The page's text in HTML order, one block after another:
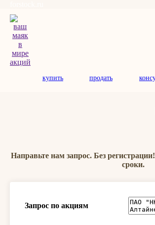
купить продать
Направьте нам запрос. Без
сроки.
Запрос по акциям